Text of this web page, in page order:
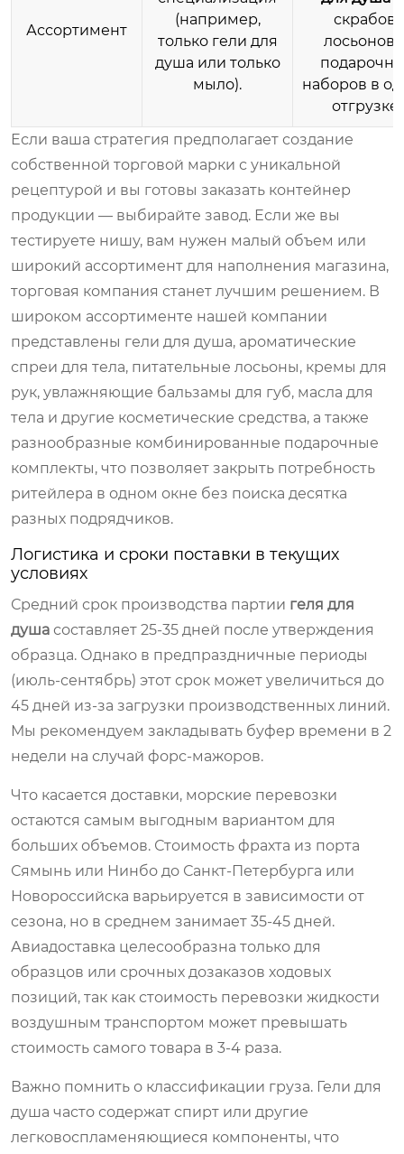
Ассортимент
(например,
только гели для
душа или только
мыло).
скрабов,
лосьонов
наборов в
отгрузке.
Если ваша стратегия предполагает создание
собственной торговой марки с уникальной
рецептурой и вы готовы заказать контейнер
продукции — выбирайте завод. Если же вы
тестируете нишу, вам нужен малый объем или
широкий ассортимент для наполнения магазина,
торговая компания станет лучшим решением. В
широком ассортименте нашей компании
представлены гели для душа, ароматические
спреи для тела, питательные лосьоны, кремы для
рук, увлажняющие бальзамы для губ, масла для
тела и другие косметические средства, а также
разнообразные комбинированные подарочные
комплекты, что позволяет закрыть потребность
ритейлера в одном окне без поиска десятка
разных подрядчиков.
Логистика и сроки поставки в текущих
условиях
Средний срок производства партии геля для
душа составляет 25-35 дней после утверждения
образца. Однако в предпраздничные периоды
(июль-сентябрь) этот срок может увеличиться до
45 дней из-за загрузки производственных линий.
Мы рекомендуем закладывать буфер времени в 2
недели на случай форс-мажоров.
Что касается доставки, морские перевозки
остаются самым выгодным вариантом для
больших объемов. Стоимость фрахта из порта
Сямынь или Нинбо до Санкт-Петербурга или
Новороссийска варьируется в зависимости от
сезона, но в среднем занимает 35-45 дней.
Авиадоставка целесообразна только для
образцов или срочных дозаказов ходовых
позиций, так как стоимость перевозки жидкости
воздушным транспортом может превышать
стоимость самого товара в 3-4 раза.
Важно помнить о классификации груза. Гели для
душа часто содержат спирт или другие
легковоспламеняющиеся компоненты, что